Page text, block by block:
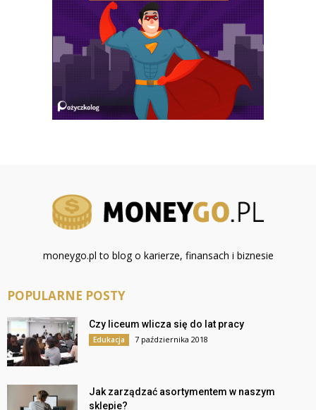
moneygo.pl to blog o karierze, finansach i biznesie
POPULARNE POSTY
Czy liceum wlicza się do lat pracy
Edukacja 7 października 2018
Jak zarządzać asortymentem w naszym
sklepie?